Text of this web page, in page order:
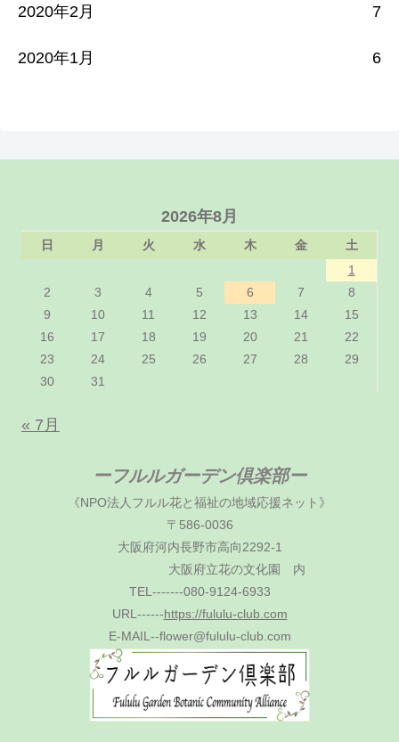
2020年2月 7
2020年1月 6
2026年8月
日 月 火 水 木 金
土
1
2
3 4 5 6 7
8
9
10 11 12 13 14
15
16
17 18 19 20 21
22
23
24 25 26 27 28
29
30
31
« 7月
ーフルルガーデン倶楽部ー
《NPO法人フルル花と福祉の地域応援ネット》
〒586-0036
大阪府河内長野市高向2292-1
大阪府立花の文化園 内
TEL-------080-9124-6933
URL------https://fululu-club.com
E-MAIL--flower@fululu-club.com